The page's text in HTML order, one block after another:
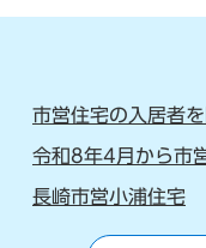
市営住宅の入居者
令和8年4月から市
長崎市営小浦住宅